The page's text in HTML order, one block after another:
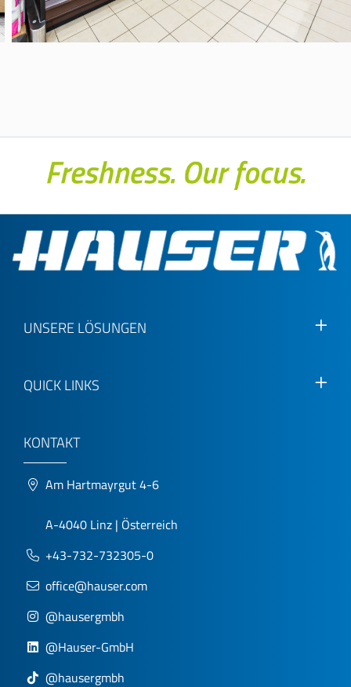
UNSERE LÖSUNGEN
QUICK LINKS
KONTAKT
Am Hartmayrgut 4-6
A-4040 Linz | Österreich
+43-732-732305-0
office@hauser.com
@hausergmbh
@Hauser-GmbH
@hausergmbh